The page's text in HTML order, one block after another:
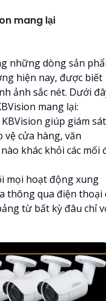
mang lại
những dòng sản
hiện nay, được biết
ảnh sắc nét. Dưới
mang lại:
giúp giám sát
vệ cửa hàng, văn
khác khỏi các mối
mọi hoạt động xung
thông qua điện thoại
từ bất kỳ đâu chỉ